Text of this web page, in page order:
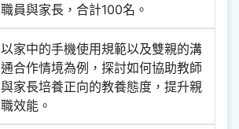
職員與家長，合計100名。
以家中的手機使用規範以及雙親的溝
通合作情境為例，探討如何協助教師
與家長培養正向的教養態度，提升親
職效能。